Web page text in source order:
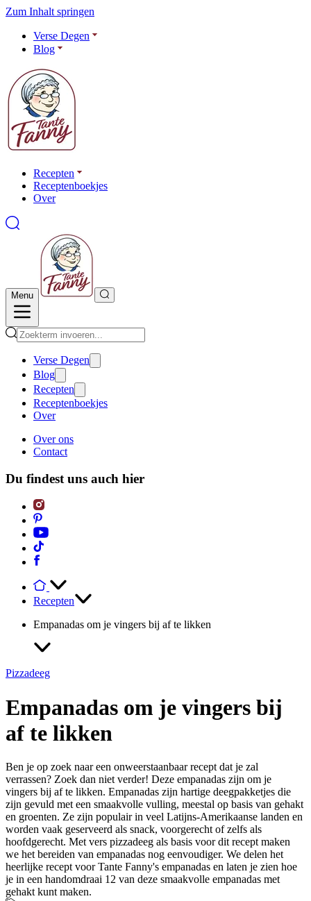
Zum Inhalt springen
Verse Degen
Blog
Recepten
Receptenboekjes
Over
Menu
Verse Degen
Blog
Recepten
Receptenboekjes
Over
Over ons
Contact
Du findest uns auch hier
Recepten
Empanadas om je vingers bij af te likken
Pizzadeeg
Empanadas om je vingers bij
af te likken
Ben je op zoek naar een onweerstaanbaar recept dat je zal
verrassen? Zoek dan niet verder! Deze empanadas zijn om je
vingers bij af te likken. Empanadas zijn hartige deegpakketjes die
zijn gevuld met een smaakvolle vulling, meestal op basis van gehakt
en groenten. Ze zijn populair in veel Latijns-Amerikaanse landen en
worden vaak geserveerd als snack, voorgerecht of zelfs als
hoofdgerecht. Met vers pizzadeeg als basis voor dit recept maken
we het bereiden van empanadas nog eenvoudiger. We delen het
heerlijke recept voor Tante Fanny's empanadas en laten je zien hoe
je in een handomdraai 12 van deze smaakvolle empanadas met
gehakt kunt maken.